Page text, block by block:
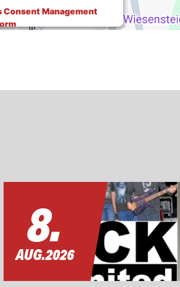
Consent Management
8.
AUG.2026